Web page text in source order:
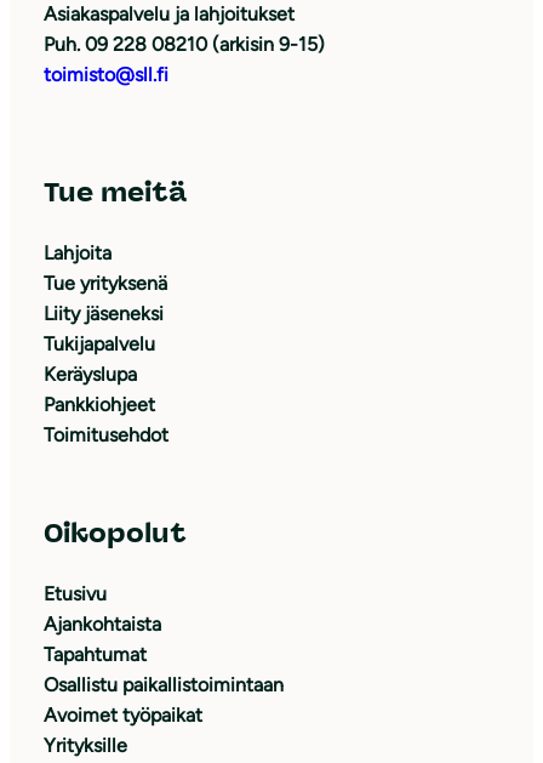
Asiakaspalvelu ja lahjoitukset
Puh. 09 228 08210 (arkisin 9-15)
toimisto@sll.fi
Tue meitä
Lahjoita
Tue yrityksenä
Liity jäseneksi
Tukijapalvelu
Keräyslupa
Pankkiohjeet
Toimitusehdot
Oikopolut
Etusivu
Ajankohtaista
Tapahtumat
Osallistu paikallistoimintaan
Avoimet työpaikat
Yrityksille